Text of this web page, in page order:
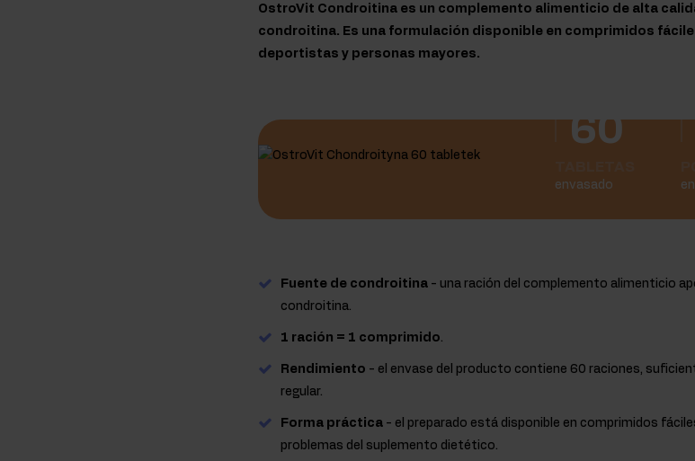
OstroVit Condroitina es un complemento alimenticio de alta
condroitina. Es una formulación disponible en comprimidos
deportistas y personas mayores.
60
envasado
Fuente de condroitina - una ración del complemento alimenticio
condroitina.
1 ración = 1 comprimido.
Rendimiento - el envase del producto contiene 60 raciones,
regular.
Forma práctica - el preparado está disponible en comprimidos
problemas del suplemento dietético.